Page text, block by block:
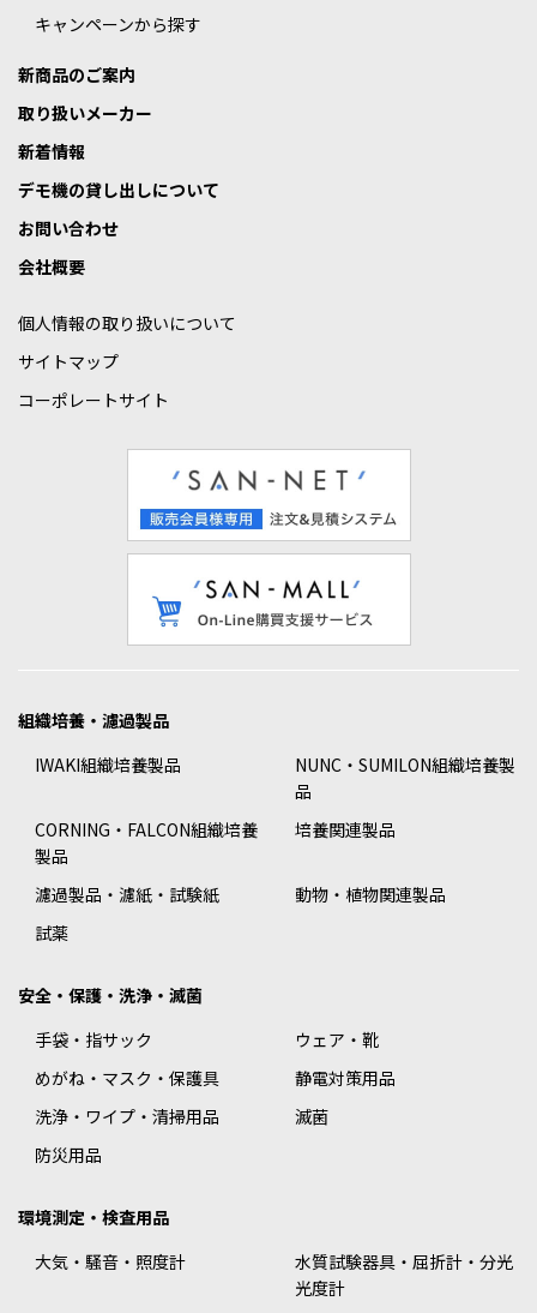
キャンペーンから探す
新商品のご案内
取り扱いメーカー
新着情報
デモ機の貸し出しについて
お問い合わせ
会社概要
個人情報の取り扱いについて
サイトマップ
コーポレートサイト
組織培養・濾過製品
IWAKI組織培養製品
NUNC・SUMILON組織培養製
品
CORNING・FALCON組織培養
製品
培養関連製品
濾過製品・濾紙・試験紙
動物・植物関連製品
試薬
安全・保護・洗浄・滅菌
手袋・指サック
ウェア・靴
めがね・マスク・保護具
静電対策用品
洗浄・ワイプ・清掃用品
滅菌
防災用品
環境測定・検査用品
大気・騒音・照度計
水質試験器具・屈折計・分光
光度計